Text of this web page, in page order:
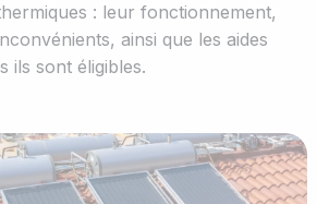
: leur fonctionnement,
ainsi que les aides
ils sont éligibles.